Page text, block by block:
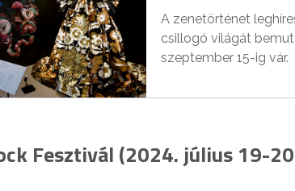
A zenetörténet
csillogó világát
szeptember 15-ig vár.
Fesztivál (2024. július 19-